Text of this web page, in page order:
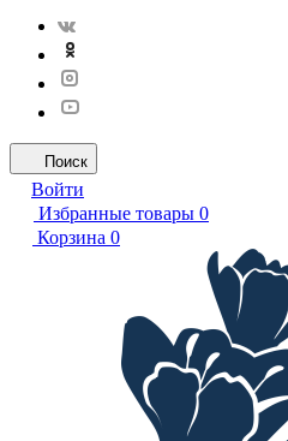
Поиск
Войти
Избранные товары 0
Корзина 0